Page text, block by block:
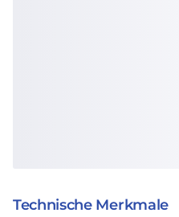
Technische Merkmale